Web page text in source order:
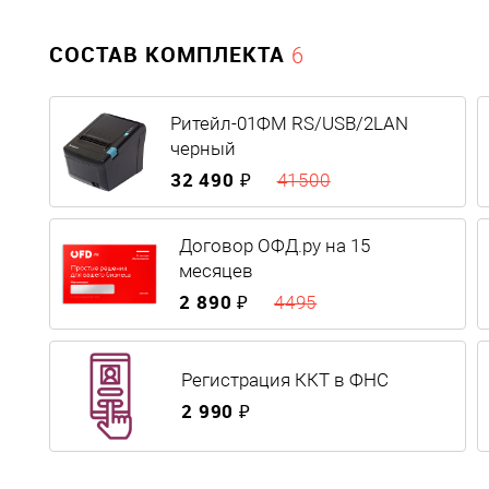
СОСТАВ КОМПЛЕКТА 6
Ритейл-01ФМ RS/USB/2LAN
черный
32 490 ₽ 41500
Договор ОФД.ру на 15
месяцев
2 890 ₽ 4495
Регистрация ККТ в ФНС
2 990 ₽